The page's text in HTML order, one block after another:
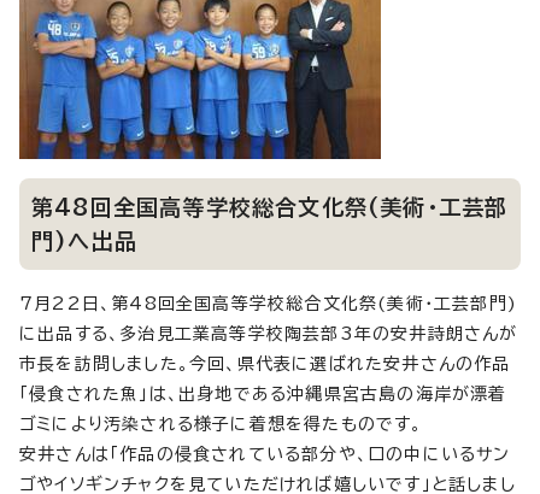
第48回全国高等学校総合文化祭(美術・工芸部
門)へ出品
7月22日、第48回全国高等学校総合文化祭(美術・工芸部門)
に出品する、多治見工業高等学校陶芸部3年の安井詩朗さんが
市長を訪問しました。今回、県代表に選ばれた安井さんの作品
「侵食された魚」は、出身地である沖縄県宮古島の海岸が漂着
ゴミにより汚染される様子に着想を得たものです。
安井さんは「作品の侵食されている部分や、口の中にいるサン
ゴやイソギンチャクを見ていただければ嬉しいです」と話しまし